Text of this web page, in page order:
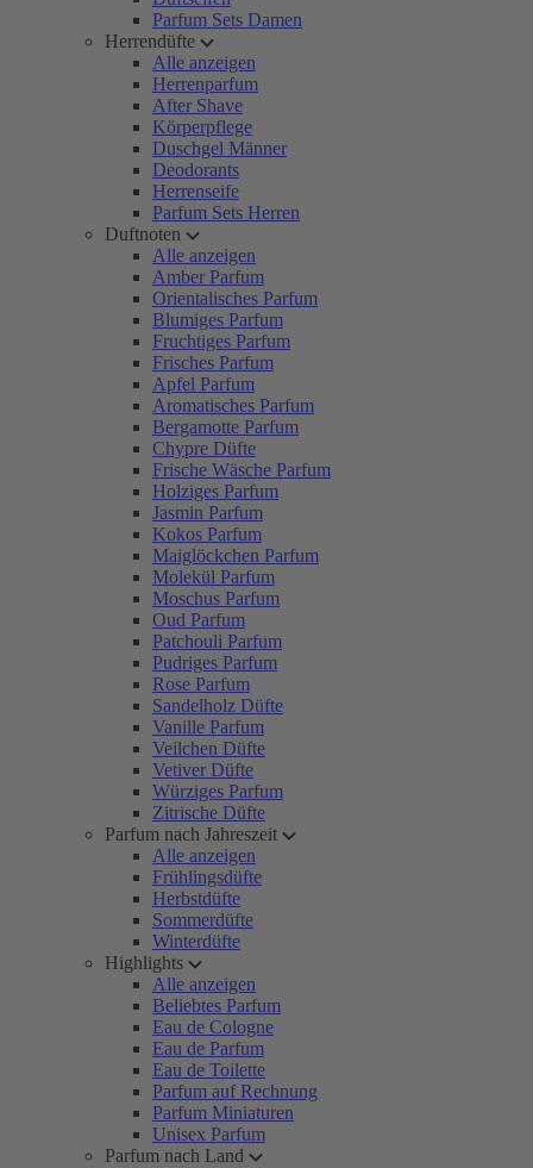
Parfum Sets Damen
Herrendüfte
Alle anzeigen
Herrenparfum
After Shave
Körperpflege
Duschgel Männer
Deodorants
Herrenseife
Parfum Sets Herren
Duftnoten
Alle anzeigen
Amber Parfum
Orientalisches Parfum
Blumiges Parfum
Fruchtiges Parfum
Frisches Parfum
Apfel Parfum
Aromatisches Parfum
Bergamotte Parfum
Chypre Düfte
Frische Wäsche Parfum
Holziges Parfum
Jasmin Parfum
Kokos Parfum
Maiglöckchen Parfum
Molekül Parfum
Moschus Parfum
Oud Parfum
Patchouli Parfum
Pudriges Parfum
Rose Parfum
Sandelholz Düfte
Vanille Parfum
Veilchen Düfte
Vetiver Düfte
Würziges Parfum
Zitrische Düfte
Parfum nach Jahreszeit
Alle anzeigen
Frühlingsdüfte
Herbstdüfte
Sommerdüfte
Winterdüfte
Highlights
Alle anzeigen
Beliebtes Parfum
Eau de Cologne
Eau de Parfum
Eau de Toilette
Parfum auf Rechnung
Parfum Miniaturen
Unisex Parfum
Parfum nach Land